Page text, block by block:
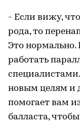
- Если вижу,
рода, то
Это
работать
новым целям и
помогает вам
балласта,